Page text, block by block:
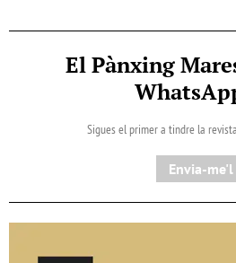
El Pànxing
Sigues el primer a tindre la
Envia-me'l